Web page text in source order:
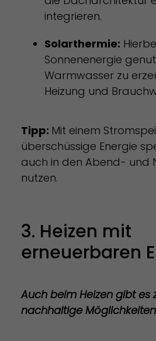
integrieren.
Solarthermie:
Sonnenenergie
Warmwasser zu
Heizung und
Tipp: Mit einem
überschüssige Energie
auch in den Abend- und
nutzen.
3. Heizen mit
erneuerbaren
Auch beim Heizen gibt es
nachhaltige